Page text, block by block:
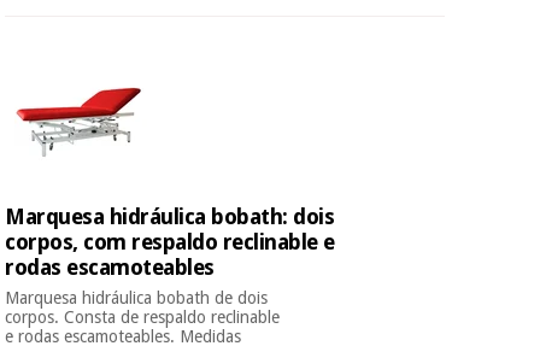
Marquesa hidráulica bobath: dois
corpos, com respaldo reclinable e
rodas escamoteables
Marquesa hidráulica bobath de dois
corpos. Consta de respaldo reclinable
e rodas escamoteables. Medidas